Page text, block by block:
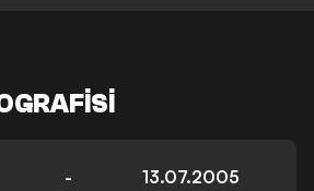
- 13.07.2005